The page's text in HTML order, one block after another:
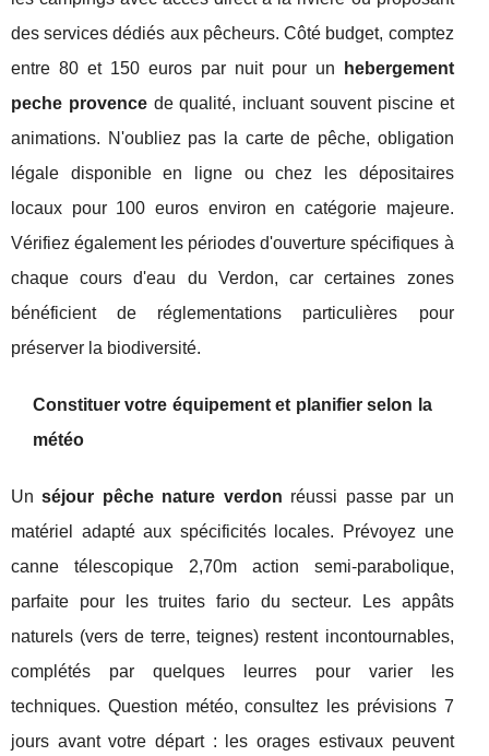
des services dédiés aux pêcheurs. Côté budget, comptez
entre 80 et 150 euros par nuit pour un
hebergement
peche provencede qualité, incluant souvent piscine et
animations. N'oubliez pas la carte de pêche, obligation
légale disponible en ligne ou chez les dépositaires
locaux pour 100 euros environ en catégorie majeure.
Vérifiez également les périodes d'ouverture spécifiques à
chaque cours d'eau du Verdon, car certaines zones
bénéficient de réglementations particulières pour
préserver la biodiversité.
Constituer votre équipement et planifier selon la
météo
Unséjour pêche nature verdon réussi passe par un
matériel adapté aux spécificités locales. Prévoyez une
canne télescopique 2,70m action semi-parabolique,
parfaite pour les truites fario du secteur. Les appâts
naturels (vers de terre, teignes) restent incontournables,
complétés par quelques leurres pour varier les
techniques. Question météo, consultez les prévisions 7
jours avant votre départ : les orages estivaux peuvent